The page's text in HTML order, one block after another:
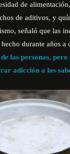
de
de aditivos, y
señaló que las
durante años a
las personas,
adicción a los